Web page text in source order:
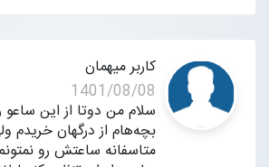
کاربر میهمان
1401/08/08
سلام من دوتا از این ساعو
بچه‌هام از درگهان خریدم
متاسفانه ساعتش رو